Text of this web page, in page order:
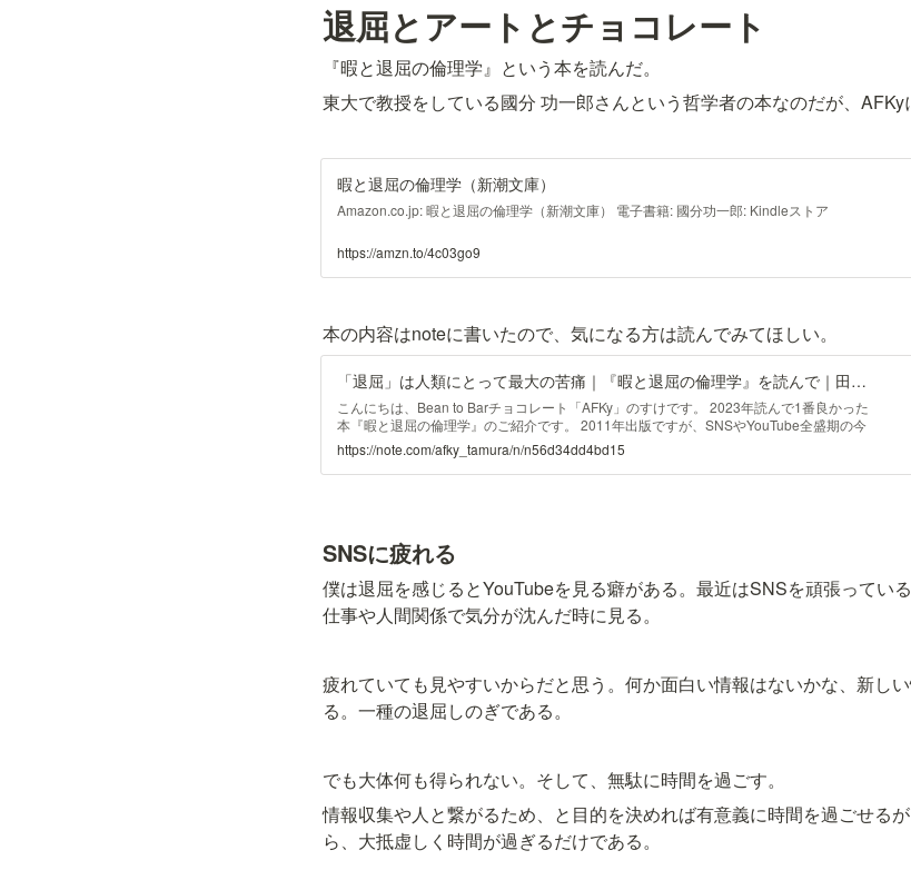
退屈とアートとチョコレート
『暇と退屈の倫理学』という本を読んだ。
東大で教授をしている國分 功一郎さんという哲学者の本なのだが、AFKy
暇と退屈の倫理学（新潮文庫）
Amazon.co.jp: 暇と退屈の倫理学（新潮文庫） 電子書籍: 國分功一郎: Kindleストア
https://amzn.to/4c03go9
本の内容はnoteに書いたので、気になる方は読んでみてほしい。
「退屈」は人類にとって最大の苦痛｜『暇と退屈の倫理学』を読んで｜田村昂佑｜チョコ人事
こんにちは、Bean to Barチョコレート「AFKy」のすけです。 2023年読んで1番良かった
本『暇と退屈の倫理学』のご紹介です。 2011年出版ですが、SNSやYouTube全盛期の今
の時代こそ読まれるべき本だと感じました。現代人の日々のモヤモヤを上手く言語化して
くれているように感じます。 また、この本を読んでAFKyで人々に提供したいワクワクは
何を解決しているのか？の解像度が高くなりました。 暇と退屈の倫理学（新潮文庫）
https://note.com/afky_tamura/n/n56d34dd4bd15
SNSに疲れる
僕は退屈を感じるとYouTubeを見る癖がある。最近はSNSを頑張ってい
仕事や人間関係で気分が沈んだ時に見る。
疲れていても見やすいからだと思う。何か面白い情報はないかな、新し
る。一種の退屈しのぎである。
でも大体何も得られない。そして、無駄に時間を過ごす。
情報収集や人と繋がるため、と目的を決めれば有意義に時間を過ごせる
ら、大抵虚しく時間が過ぎるだけである。